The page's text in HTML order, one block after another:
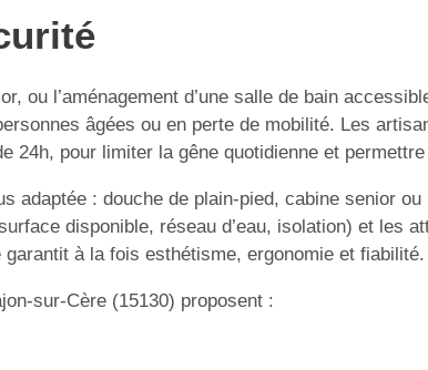
ou l’aménagement d’une salle de bain
âgées ou en perte de mobilité. Les
pour limiter la gêne quotidienne et
adaptée : douche de plain-pied, cabine senior
disponible, réseau d’eau, isolation) et les
à la fois esthétisme, ergonomie et fiabilité.
sur-Cère (15130) proposent :